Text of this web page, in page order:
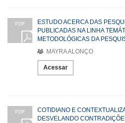
PDF
ESTUDO ACERCA DAS
PUBLICADAS NA LINHA
METODOLÓGICAS DA
MAYRA ALONÇO
Acessar
PDF
COTIDIANO E
DESVELANDO